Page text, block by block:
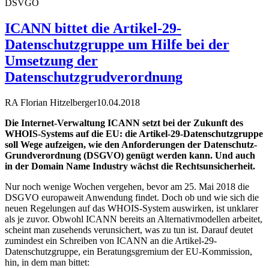
DSVGO
ICANN bittet die Artikel-29-
Datenschutzgruppe um Hilfe bei der
Umsetzung der
Datenschutzgrudverordnung
RA Florian Hitzelberger10.04.2018
Die Internet-Verwaltung ICANN setzt bei der Zukunft des
WHOIS-Systems auf die EU: die Artikel-29-Datenschutzgruppe
soll Wege aufzeigen, wie den Anforderungen der Datenschutz-
Grundverordnung (DSGVO) genügt werden kann. Und auch
in der Domain Name Industry wächst die Rechtsunsicherheit.
Nur noch wenige Wochen vergehen, bevor am 25. Mai 2018 die
DSGVO europaweit Anwendung findet. Doch ob und wie sich die
neuen Regelungen auf das WHOIS-System auswirken, ist unklarer
als je zuvor. Obwohl ICANN bereits an Alternativmodellen arbeitet,
scheint man zusehends verunsichert, was zu tun ist. Darauf deutet
zumindest ein Schreiben von ICANN an die Artikel-29-
Datenschutzgruppe, ein Beratungsgremium der EU-Kommission,
hin, in dem man bittet: